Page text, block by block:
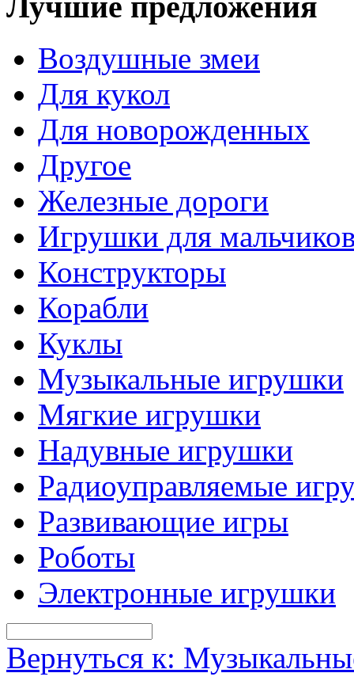
Воздушные змеи
Для кукол
Для новорожденных
Другое
Железные дороги
Игрушки для
Конструкторы
Корабли
Куклы
Музыкальные игрушки
Мягкие игрушки
Надувные игрушки
Радиоуправляемые
Развивающие игры
Роботы
Электронные игрушки
Вернуться к: